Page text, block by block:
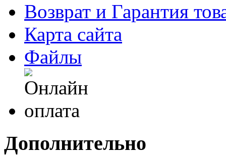
Возврат и Гарантия
Карта сайта
Файлы
Дополнительно